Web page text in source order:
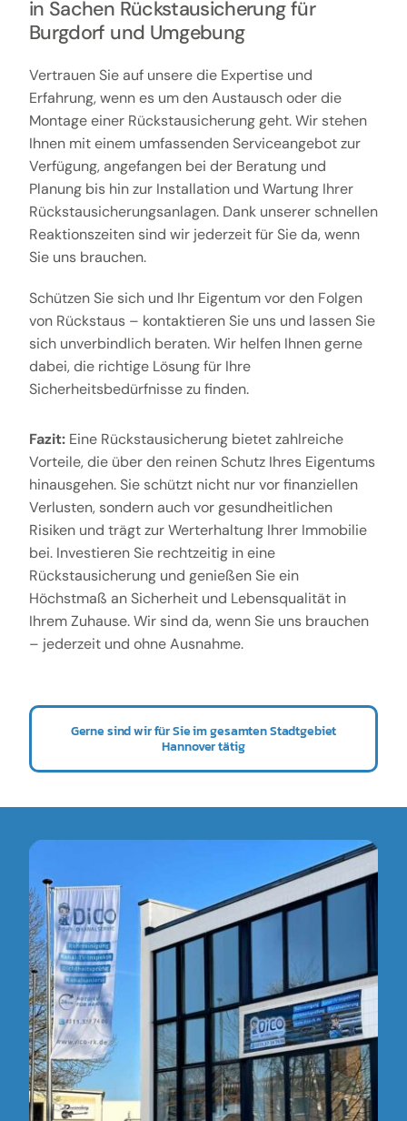
in Sachen Rückstausicherung für
Burgdorf und Umgebung
Vertrauen Sie auf unsere die Expertise und
Erfahrung, wenn es um den Austausch oder die
Montage einer Rückstausicherung geht. Wir stehen
Ihnen mit einem umfassenden Serviceangebot zur
Verfügung, angefangen bei der Beratung und
Planung bis hin zur Installation und Wartung Ihrer
Rückstausicherungsanlagen. Dank unserer schnellen
Reaktionszeiten sind wir jederzeit für Sie da, wenn
Sie uns brauchen.
Schützen Sie sich und Ihr Eigentum vor den Folgen
von Rückstaus – kontaktieren Sie uns und lassen Sie
sich unverbindlich beraten. Wir helfen Ihnen gerne
dabei, die richtige Lösung für Ihre
Sicherheitsbedürfnisse zu finden.
Fazit:Eine Rückstausicherung bietet zahlreiche
Vorteile, die über den reinen Schutz Ihres Eigentums
hinausgehen. Sie schützt nicht nur vor finanziellen
Verlusten, sondern auch vor gesundheitlichen
Risiken und trägt zur Werterhaltung Ihrer Immobilie
bei. Investieren Sie rechtzeitig in eine
Rückstausicherung und genießen Sie ein
Höchstmaß an Sicherheit und Lebensqualität in
Ihrem Zuhause. Wir sind da, wenn Sie uns brauchen
– jederzeit und ohne Ausnahme.
Gerne sind wir für Sie im gesamten Stadtgebiet
Hannover tätig